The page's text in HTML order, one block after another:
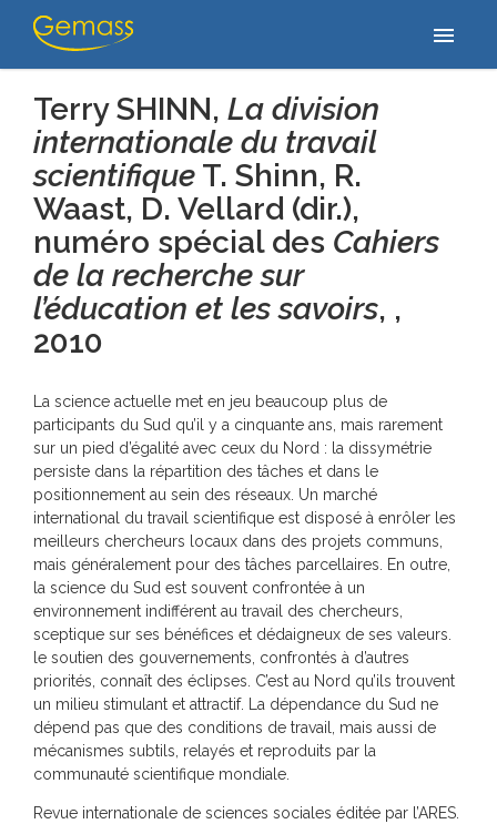
menu
Accueil/Publications
travail scientifique T. Shinn, R. Waast, D. Vellard (dir.),…
Terry SHINN, La division
internationale du travail
scientifique T. Shinn, R.
Waast, D. Vellard (dir.),
numéro spécial des Cahiers
de la recherche sur
l’éducation et les savoirs, ,
2010
La science actuelle met en jeu beaucoup plus de
participants du Sud qu’il y a cinquante ans, mais rarement
sur un pied d’égalité avec ceux du Nord : la dissymétrie
persiste dans la répartition des tâches et dans le
positionnement au sein des réseaux. Un marché
international du travail scientifique est disposé à enrôler les
meilleurs chercheurs locaux dans des projets communs,
mais généralement pour des tâches parcellaires. En outre,
la science du Sud est souvent confrontée à un
environnement indifférent au travail des chercheurs,
sceptique sur ses bénéfices et dédaigneux de ses valeurs.
le soutien des gouvernements, confrontés à d’autres
priorités, connaît des éclipses. C’est au Nord qu’ils trouvent
un milieu stimulant et attractif. La dépendance du Sud ne
dépend pas que des conditions de travail, mais aussi de
mécanismes subtils, relayés et reproduits par la
communauté scientifique mondiale.
Revue internationale de sciences sociales éditée par l’ARES.